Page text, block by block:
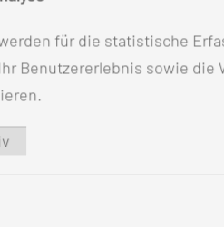
Es ist zu
auch
hinter den
Mit der Umsetzung
2021 formulierten
Cottbus in enger
BTU die Voraussetzungen
einmaligen und in
für die statistische
Benutzererlebnis sowie die